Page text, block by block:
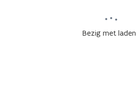
Bezig met laden...